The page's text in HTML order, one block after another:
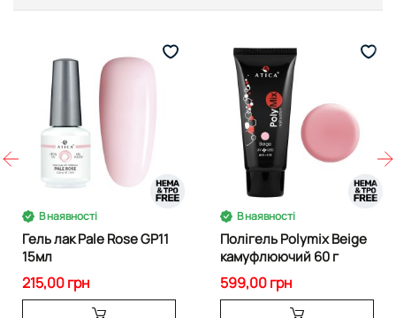
В наявності
Гель лак Pale Rose GP11
15мл
215,00 грн
В наявності
Полігель Polymix Beige
камуфлюючий 60 г
599,00 грн